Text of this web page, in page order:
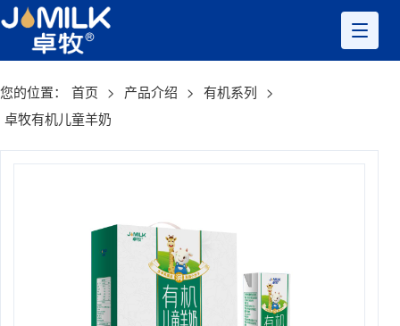
您的位置： 首页 > 产品介绍 > 有机系列 >
卓牧有机儿童羊奶